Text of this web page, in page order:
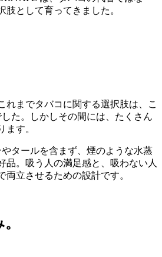
肢として育ってきました。
れまでタバコに関する選択肢は、こ
た。しかしその間には、たくさん
ます。
タールを含まず、煙のような水蒸
品。吸う人の満足感と、吸わない人
両立させるための設計です。
。